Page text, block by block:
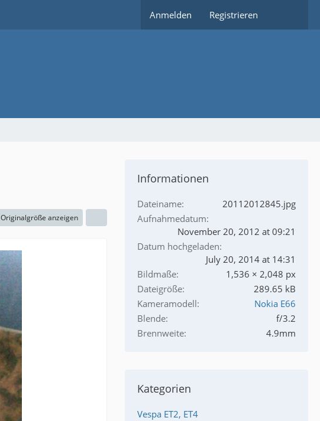
Anmelden Registrieren
Originalgröße anzeigen
Informationen
Dateiname
20112012845.jpg
Aufnahmedatum
November 20, 2012 at 09:21
Datum hochgeladen
July 20, 2014 at 14:31
Bildmaße
1,536 × 2,048 px
Dateigröße
289.65 kB
Kameramodell
Nokia E66
Blende
f/3.2
Brennweite
4.9mm
Kategorien
Vespa ET2, ET4